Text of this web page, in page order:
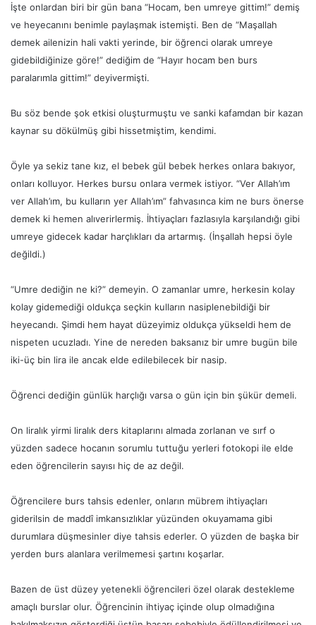
İşte onlardan biri bir gün bana “Hocam, ben umreye gittim!” demiş
ve heyecanını benimle paylaşmak istemişti. Ben de “Maşallah
demek ailenizin hali vakti yerinde, bir öğrenci olarak umreye
gidebildiğinize göre!” dediğim de “Hayır hocam ben burs
paralarımla gittim!” deyivermişti.
Bu söz bende şok etkisi oluşturmuştu ve sanki kafamdan bir kazan
kaynar su dökülmüş gibi hissetmiştim, kendimi.
Öyle ya sekiz tane kız, el bebek gül bebek herkes onlara bakıyor,
onları kolluyor. Herkes bursu onlara vermek istiyor. “Ver Allah’ım
ver Allah’ım, bu kulların yer Allah’ım” fahvasınca kim ne burs önerse
demek ki hemen alıverirlermiş. İhtiyaçları fazlasıyla karşılandığı gibi
umreye gidecek kadar harçlıkları da artarmış. (İnşallah hepsi öyle
değildi.)
“Umre dediğin ne ki?” demeyin. O zamanlar umre, herkesin kolay
kolay gidemediği oldukça seçkin kulların nasiplenebildiği bir
heyecandı. Şimdi hem hayat düzeyimiz oldukça yükseldi hem de
nispeten ucuzladı. Yine de nereden baksanız bir umre bugün bile
iki-üç bin lira ile ancak elde edilebilecek bir nasip.
Öğrenci dediğin günlük harçlığı varsa o gün için bin şükür demeli.
On liralık yirmi liralık ders kitaplarını almada zorlanan ve sırf o
yüzden sadece hocanın sorumlu tuttuğu yerleri fotokopi ile elde
eden öğrencilerin sayısı hiç de az değil.
Öğrencilere burs tahsis edenler, onların mübrem ihtiyaçları
giderilsin de maddî imkansızlıklar yüzünden okuyamama gibi
durumlara düşmesinler diye tahsis ederler. O yüzden de başka bir
yerden burs alanlara verilmemesi şartını koşarlar.
Bazen de üst düzey yetenekli öğrencileri özel olarak destekleme
amaçlı burslar olur. Öğrencinin ihtiyaç içinde olup olmadığına